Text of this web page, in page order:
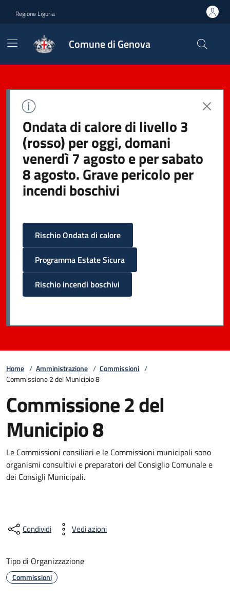
Regione Liguria
Comune di Genova
Ondata di calore di livello 3
(rosso) per oggi, domani
venerdì 7 agosto e per sabato
8 agosto. Grave pericolo per
incendi boschivi
Rischio Ondata di calore
Programma Estate Sicura
Rischio incendi boschivi
Home / Amministrazione / Commissioni /
Commissione 2 del Municipio 8
Commissione 2 del
Municipio 8
Le Commissioni consiliari e le Commissioni municipali sono
organismi consultivi e preparatori del Consiglio Comunale e
dei Consigli Municipali.
Condividi Vedi azioni
Tipo di Organizzazione
Commissioni